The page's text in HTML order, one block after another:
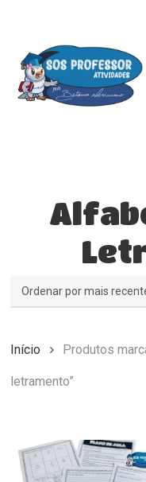
content
Início Produtos
letramento”